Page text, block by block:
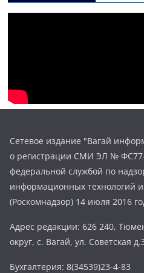
Сетевое издание "Вагай
о регистрации СМИ ЭЛ №
федеральной службой по
информационных технологий
(Роскомнадзор) 14 июля 2016
Адрес редакции: 626 240,
округ, с. Вагай, ул. Советская
Бухгалтерия: 8(34539)23-4-83